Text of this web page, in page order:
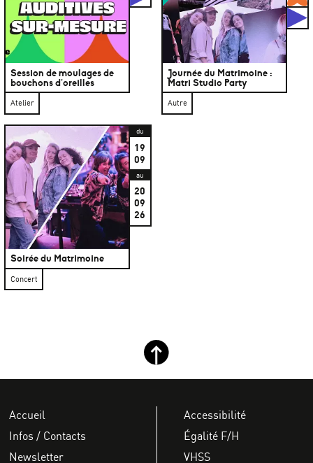
Session de moulages de
bouchons d’oreilles
Atelier
Journée du Matrimoine :
Matri Studio Party
Autre
Soirée du Matrimoine
du
19
09
au
20
09
26
Concert
Retour haut de page
Accueil
Infos / Contacts
Newsletter
Accessibilité
Égalité F/H
VHSS